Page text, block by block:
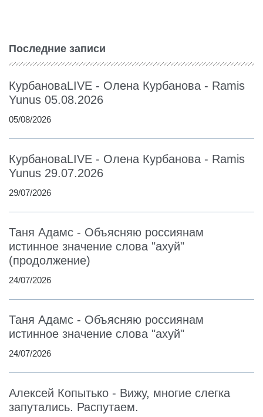
Последние записи
КурбановаLIVE - Олена Курбанова - Ramis
Yunus 05.08.2026
05/08/2026
КурбановаLIVE - Олена Курбанова - Ramis
Yunus 29.07.2026
29/07/2026
Таня Адамс - Объясняю россиянам
истинное значение слова "ахуй"
(продолжение)
24/07/2026
Таня Адамс - Объясняю россиянам
истинное значение слова "ахуй"
24/07/2026
Алексей Копытько - Вижу, многие слегка
запутались. Распутаем.